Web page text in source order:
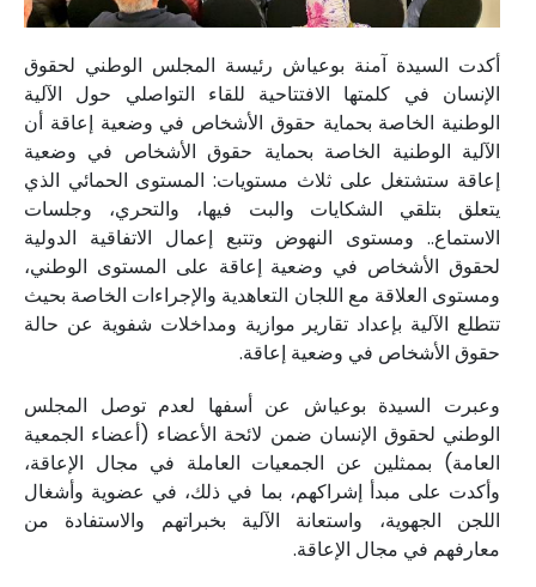
أكدت السيدة آمنة بوعياش رئيسة المجلس الوطني لحقوق
الإنسان في كلمتها الافتتاحية للقاء التواصلي حول الآلية
الوطنية الخاصة بحماية حقوق الأشخاص في وضعية إعاقة أن
الآلية الوطنية الخاصة بحماية حقوق الأشخاص في وضعية
إعاقة ستشتغل على ثلاث مستويات: المستوى الحمائي الذي
يتعلق بتلقي الشكايات والبت فيها، والتحري، وجلسات
الاستماع.. ومستوى النهوض وتتبع إعمال الاتفاقية الدولية
لحقوق الأشخاص في وضعية إعاقة على المستوى الوطني،
ومستوى العلاقة مع اللجان التعاهدية والإجراءات الخاصة بحيث
تتطلع الآلية بإعداد تقارير موازية ومداخلات شفوية عن حالة
حقوق الأشخاص في وضعية إعاقة.
وعبرت السيدة بوعياش عن أسفها لعدم توصل المجلس
الوطني لحقوق الإنسان ضمن لائحة الأعضاء (أعضاء الجمعية
العامة) بممثلين عن الجمعيات العاملة في مجال الإعاقة،
وأكدت على مبدأ إشراكهم، بما في ذلك، في عضوية وأشغال
اللجن الجهوية، واستعانة الآلية بخبراتهم والاستفادة من
معارفهم في مجال الإعاقة.